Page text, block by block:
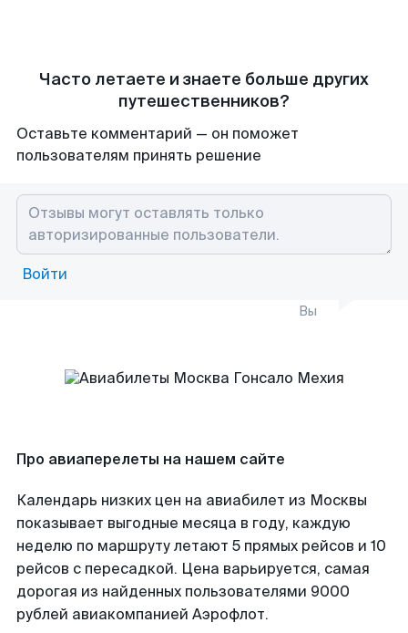
Часто летаете и знаете больше других
путешественников?
Оставьте комментарий — он поможет
пользователям принять решение
Войти
Вы
Про авиаперелеты на нашем сайте
Календарь низких цен на авиабилет из Москвы
показывает выгодные месяца в году, каждую
неделю по маршруту летают 5 прямых рейсов и 10
рейсов с пересадкой. Цена варьируется, самая
дорогая из найденных пользователями 9000
рублей авиакомпанией Аэрофлот.